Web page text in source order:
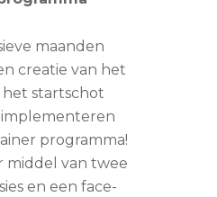
maanden
creatie van het
het startschot
programma!
middel van twee
en een face-